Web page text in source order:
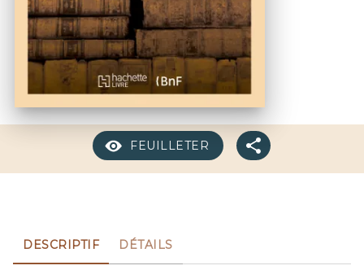
FEUILLETER
DESCRIPTIF DÉTAILS